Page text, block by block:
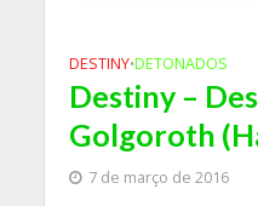
DESTINY•DETONADOS
Destiny –
Golgoroth
7 de março de 2016